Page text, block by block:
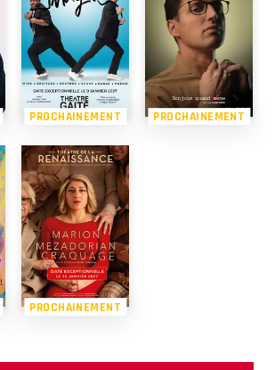
PROCHAINEMENT PROCHAINEMENT
PROCHAINEMENT